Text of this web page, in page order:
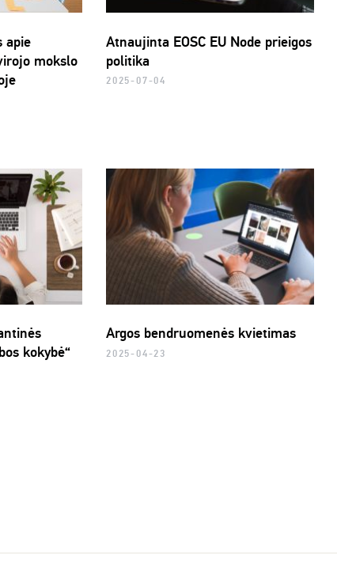
apie
mokslo
Atnaujinta EOSC EU Node prieigos
politika
2025-07-04
kokybė“
Argos bendruomenės kvietimas
2025-04-23